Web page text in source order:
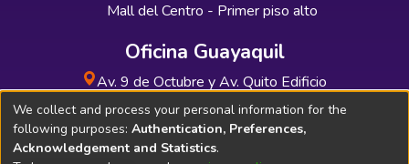
Mall del Centro - Primer piso alto
Oficina Guayaquil
Av. 9 de Octubre y Av. Quito Edificio
INDUAUTO - Planta baja
We collect and process your personal information for the
following purposes: Authentication, Preferences,
Acknowledgement and Statistics.